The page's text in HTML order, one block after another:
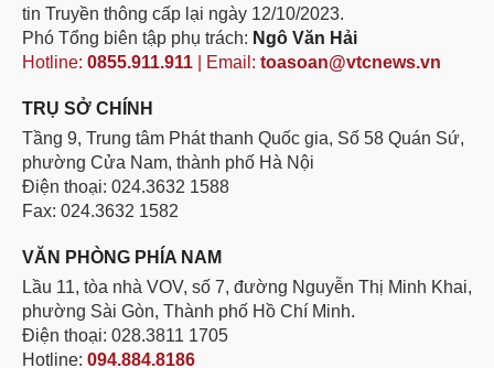
tin Truyền thông cấp lại ngày 12/10/2023.
Phó Tổng biên tập phụ trách: Ngô Văn Hải
Hotline: 0855.911.911 | Email: toasoan@vtcnews.vn
TRỤ SỞ CHÍNH
Tầng 9, Trung tâm Phát thanh Quốc gia, Số 58 Quán Sứ,
phường Cửa Nam, thành phố Hà Nội
Điện thoại: 024.3632 1588
Fax: 024.3632 1582
VĂN PHÒNG PHÍA NAM
Lầu 11, tòa nhà VOV, số 7, đường Nguyễn Thị Minh Khai,
phường Sài Gòn, Thành phố Hồ Chí Minh.
Điện thoại: 028.3811 1705
Hotline: 094.884.8186